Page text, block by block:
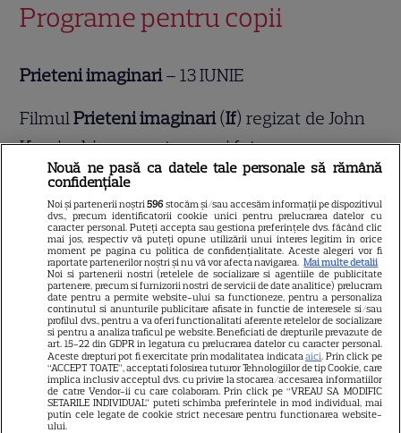
Programe pentru copii
Prieteni imaginari– 13 IUNIE
FilmulPrieteni imaginari(If) regizat de John
Krasinski, e povestea unei fete care
descoperă că poate să vadă prietenii
imaginari ai oamenilor. Cu acest dar, ea
pornește într-o călătorie magică de a
reconecta prietenii imaginari cu copiii lor.
Distribuție: Ryan Reynolds, John Krasinski,
Steve Carell.
Nouă ne pasă ca datele tale personale să rămână
confidențiale
Noi și partenerii noștri596 stocăm și/sau accesăm informații pe dispozitivul
dvs., precum identificatorii cookie unici pentru prelucrarea datelor cu
caracter personal. Puteți accepta sau gestiona preferințele dvs. făcând clic
mai jos, respectiv vă puteți opune utilizării unui interes legitim în orice
moment pe pagina cu politica de confidențialitate. Aceste alegeri vor fi
raportate partenerilor noștri și nu vă vor afecta navigarea. Mai multe detalii
Noi si partenerii nostri (retelele de socializare si agentiile de publicitate
partenere, precum si furnizorii nostri de servicii de date analitice) prelucram
date pentru a permite website-ului sa functioneze, pentru a personaliza
continutul si anunturile publicitare afisate in functie de interesele si/sau
profilul dvs., pentru a va oferi functionalitati aferente retelelor de socializare
si pentru a analiza traficul pe website. Beneficiati de drepturile prevazute de
art. 15-22 din GDPR in legatura cu prelucrarea datelor cu caracter personal.
Aceste drepturi pot fi exercitate prin modalitatea indicataaici. Prin click pe
“ACCEPT TOATE”, acceptati folosirea tuturor Tehnologiilor de tip Cookie, care
implica inclusiv acceptul dvs. cu privire la stocarea/accesarea informatiilor
de catre Vendor-ii cu care colaboram. Prin click pe “VREAU SA MODIFIC
SETARILE INDIVIDUAL” puteti schimba preferintele in mod individual, mai
putin cele legate de cookie strict necesare pentru functionarea website-
ului.